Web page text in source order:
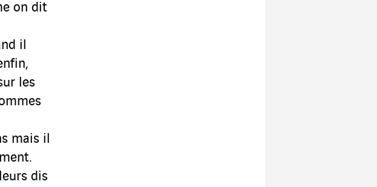
on dit
il
les
mais il
dis